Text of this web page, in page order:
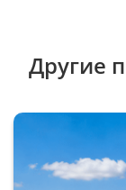
Другие